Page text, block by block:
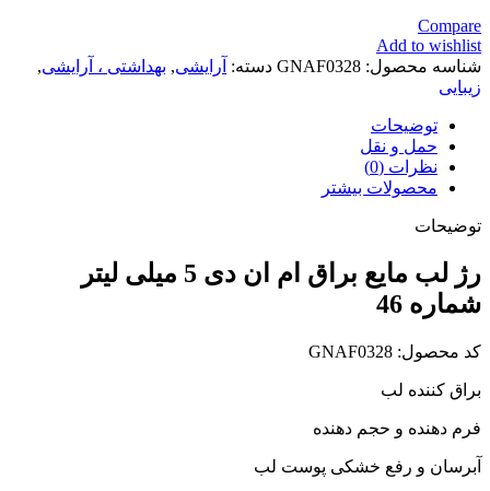
Compare
Add to wishlist
شناسه محصول: GNAF0328 دسته: آرایشی, بهداشتی ، آرایشی,
زیبایی
توضیحات
حمل و نقل
نظرات (0)
محصولات بیشتر
توضیحات
رژ لب مایع براق ام ان دی 5 میلی لیتر
شماره 46
کد محصول: GNAF0328
براق کننده لب
فرم دهنده و حجم دهنده
آبرسان و رفع خشکی پوست لب